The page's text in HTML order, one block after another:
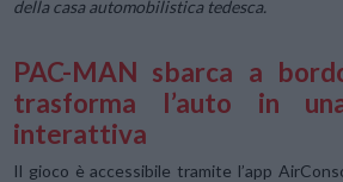
della casa automobilistica tedesca.
PAC-MAN sbarca a
trasforma l’auto in
interattiva
Il gioco è accessibile tramite l’app